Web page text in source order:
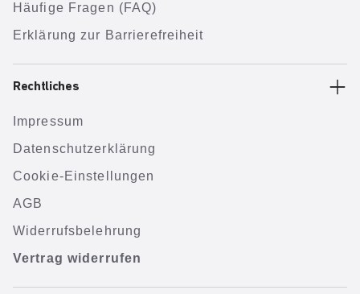
Häufige Fragen (FAQ)
Erklärung zur Barrierefreiheit
Rechtliches
Impressum
Datenschutzerklärung
Cookie-Einstellungen
AGB
Widerrufsbelehrung
Vertrag widerrufen